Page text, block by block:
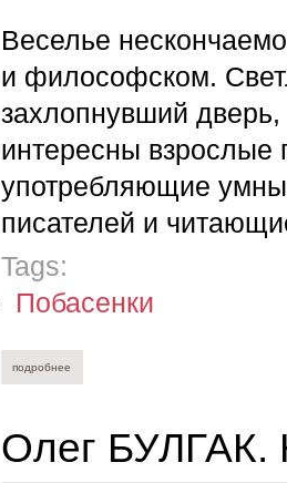
Веселье
и философском.
захлопнувший
интересны взрослые
употребляющие
писателей и
Tags:
Побасенки
подробнее
Олег БУЛГАК.